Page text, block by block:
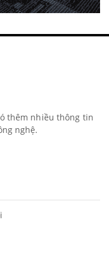
thêm nhiều thông tin
nghệ.